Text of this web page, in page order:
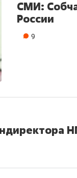
СМИ:
России
9